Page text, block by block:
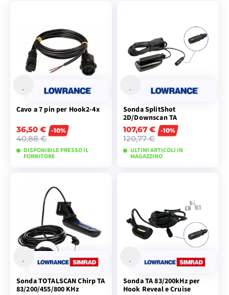
Cavo a 7 pin per Hook2-4x
36,50 €
40,88 €
-10%
DISPONIBILE PRESSO IL
FORNITORE
AGGIUNGI AL
CARRELLO
Sonda SplitShot
2D/Downscan TA
107,67 €
120,77 €
-10%
ULTIMI ARTICOLI IN
MAGAZZINO
Sonda TOTALSCAN Chirp TA
83/200/455/800 KHz
Sonda TA 83/200kHz per
Hook Reveal e Cruise